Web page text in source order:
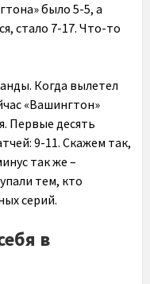
было 5-5, а
стало 7-17. Что-то
Когда вылетел
«Вашингтон»
Первые десять
9-11. Скажем так,
так же –
тем, кто
серий.
в